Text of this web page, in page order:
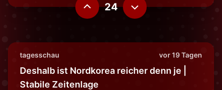
24
tagesschau vor 19 Tagen
Deshalb ist Nordkorea reicher denn je |
Stabile Zeitenlage